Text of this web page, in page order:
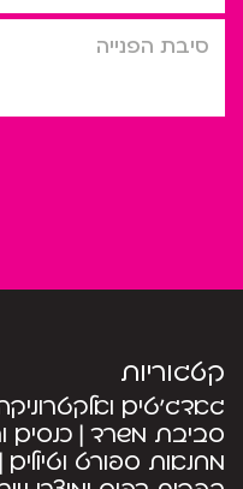
סיבת הפניה
קטגוריות
גאדג’טים
סביבת משרד כנסים
מחנאות ספורט וטיולים